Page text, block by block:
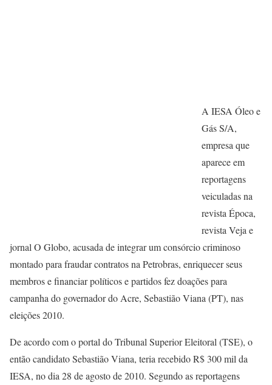
A IESA Óleo e
Gás S/A,
empresa que
aparece em
reportagens
veiculadas na
revista Época,
revista Veja e
jornal O Globo, acusada de integrar um consórcio criminoso
montado para fraudar contratos na Petrobras, enriquecer seus
membros e financiar políticos e partidos fez doações para
campanha do governador do Acre, Sebastião Viana (PT), nas
eleições 2010.
De acordo com o portal do Tribunal Superior Eleitoral (TSE), o
então candidato Sebastião Viana, teria recebido R$ 300 mil da
IESA, no dia 28 de agosto de 2010. Segundo as reportagens